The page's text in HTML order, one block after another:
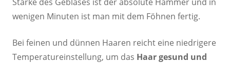
wenigen Minuten ist man mit dem Föhnen fertig.
Bei feinen und dünnen Haaren reicht eine niedrigere
Temperatureinstellung, um das Haar gesund und